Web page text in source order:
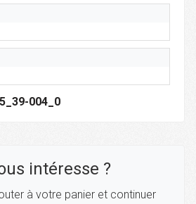
004_0
intéresse ?
à votre panier et continuer